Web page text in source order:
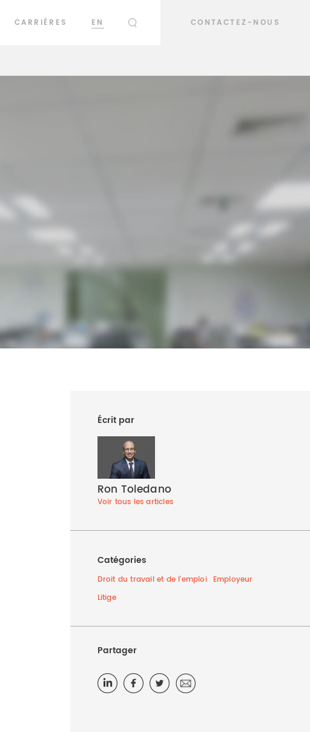
CARRIÈRES
EN
CONTACTEZ-NOUS
Écrit par
Ron Toledano
Voir tous les articles
Catégories
Droit du travail et de l'emploi Employeur
Litige
Partager